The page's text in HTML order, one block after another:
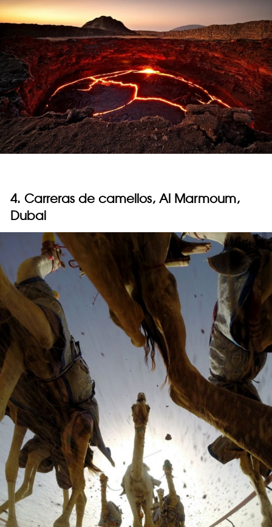
4. Carreras de camellos, Al Marmoum,
Dubai